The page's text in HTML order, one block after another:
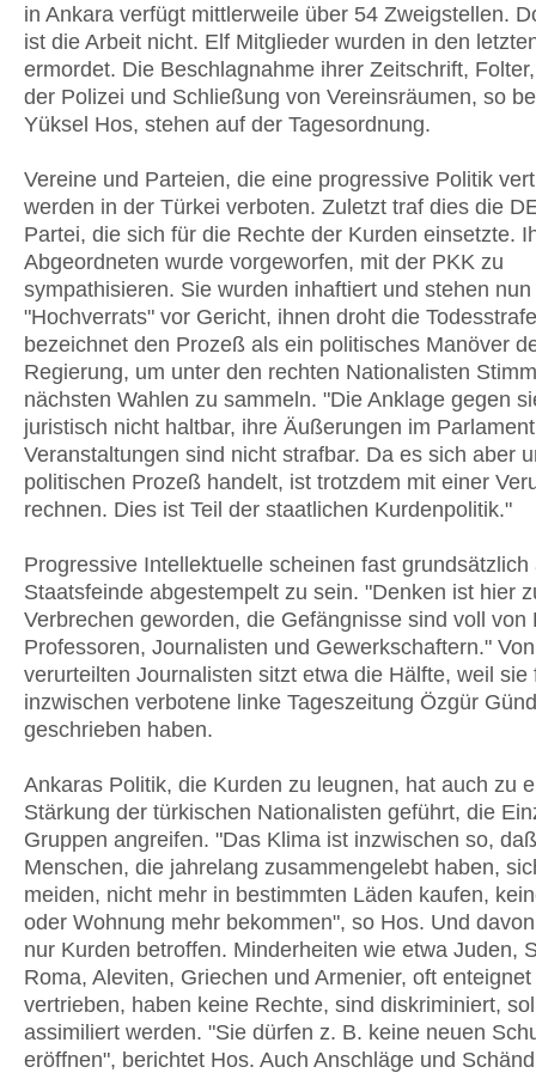
in Ankara verfügt mittlerweile über 54 Zweigstellen.
ist die Arbeit nicht. Elf Mitglieder wurden in den
ermordet. Die Beschlagnahme ihrer Zeitschrift,
der Polizei und Schließung von Vereinsräumen, so
Yüksel Hos, stehen auf der Tagesordnung.
Vereine und Parteien, die eine progressive Politik
werden in der Türkei verboten. Zuletzt traf dies die
Partei, die sich für die Rechte der Kurden einsetzte.
Abgeordneten wurde vorgeworfen, mit der PKK zu
sympathisieren. Sie wurden inhaftiert und stehen
"Hochverrats" vor Gericht, ihnen droht die
bezeichnet den Prozeß als ein politisches Manöver
Regierung, um unter den rechten Nationalisten
nächsten Wahlen zu sammeln. "Die Anklage gegen
juristisch nicht haltbar, ihre Äußerungen im
Veranstaltungen sind nicht strafbar. Da es sich aber
politischen Prozeß handelt, ist trotzdem mit einer
rechnen. Dies ist Teil der staatlichen Kurdenpolitik."
Progressive Intellektuelle scheinen fast grundsätzlich
Staatsfeinde abgestempelt zu sein. "Denken ist hier
Verbrechen geworden, die Gefängnisse sind voll von
Professoren, Journalisten und Gewerkschaftern."
verurteilten Journalisten sitzt etwa die Hälfte, weil sie
inzwischen verbotene linke Tageszeitung Özgür
geschrieben haben.
Ankaras Politik, die Kurden zu leugnen, hat auch zu
Stärkung der türkischen Nationalisten geführt, die
Gruppen angreifen. "Das Klima ist inzwischen so, daß
Menschen, die jahrelang zusammengelebt haben,
meiden, nicht mehr in bestimmten Läden kaufen,
oder Wohnung mehr bekommen", so Hos. Und
nur Kurden betroffen. Minderheiten wie etwa Juden,
Roma, Aleviten, Griechen und Armenier, oft
vertrieben, haben keine Rechte, sind diskriminiert,
assimiliert werden. "Sie dürfen z. B. keine neuen
eröffnen", berichtet Hos. Auch Anschläge und